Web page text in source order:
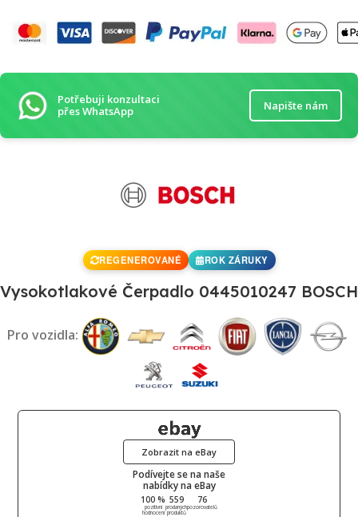
Potřebuji konzultaci
přes WhatsApp
Napište nám
REGENEROVANÉ ROK ZÁRUKY
Vysokotlakové Čerpadlo 0445010247 BOSCH
Pro vozidla:
Podívejte se na naše
nabídky na eBay
100 %
pozitivní
hodnocení
559
prodaných
produktů
76
pozorovatelů
Zobrazit na eBay